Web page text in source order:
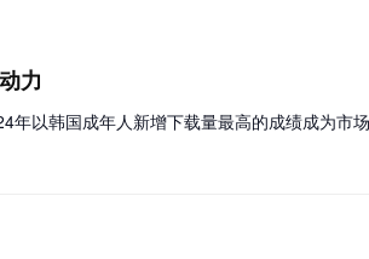
力
以韩国成年人新增下载量最高的成绩成为市场